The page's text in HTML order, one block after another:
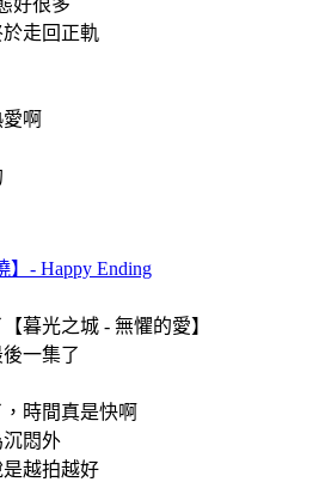
走回正軌
啊
- Happy Ending
暮光之城 - 無懼的愛】
一集了
時間真是快啊
悶外
越拍越好